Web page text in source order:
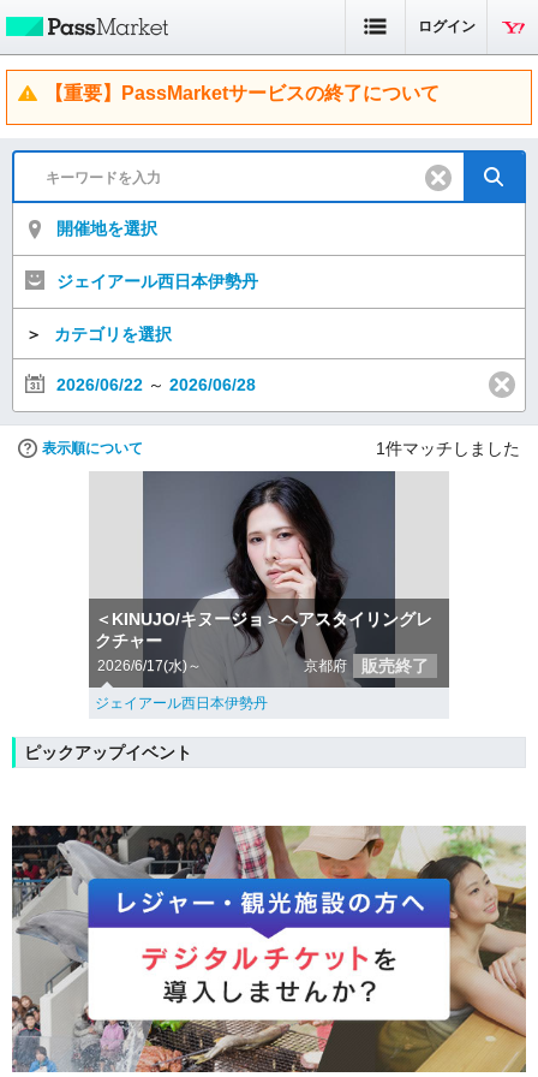
ログイン
【重要】PassMarketサービスの終了について
開催地を選択
ジェイアール西日本伊勢丹
＞ カテゴリを選択
2026/06/22 ～ 2026/06/28
表示順について 1件マッチしました
＜KINUJO/キヌージョ＞ヘアスタイリングレ
クチャー
2026/6/17(水)～ 京都府 販売終了
ジェイアール西日本伊勢丹
ピックアップイベント